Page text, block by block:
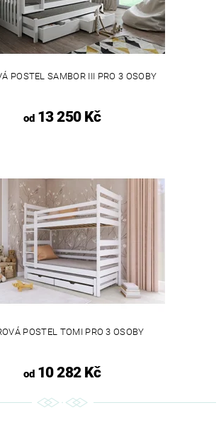
POSTEL SAMBOR III PRO 3 OSOBY
od13 250 Kč
POSTEL TOMI PRO 3 OSOBY
od10 282 Kč